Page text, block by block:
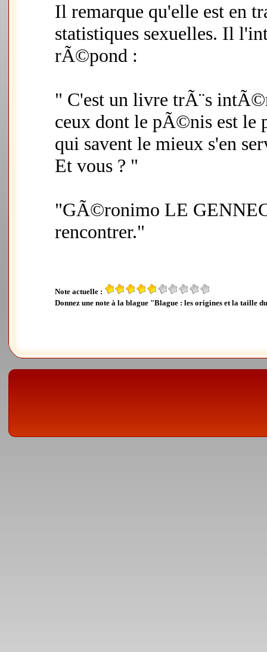
Il remarque qu'elle est en
statistiques sexuelles. Il
rÃ©pond :
" C'est un livre trÃ¨s
ceux dont le pÃ©nis est le
qui savent le mieux s'en
Et vous ? "
"GÃ©ronimo LE
rencontrer."
Note actuelle :
Donnez une note à la blague "Blague : les origines et la taille